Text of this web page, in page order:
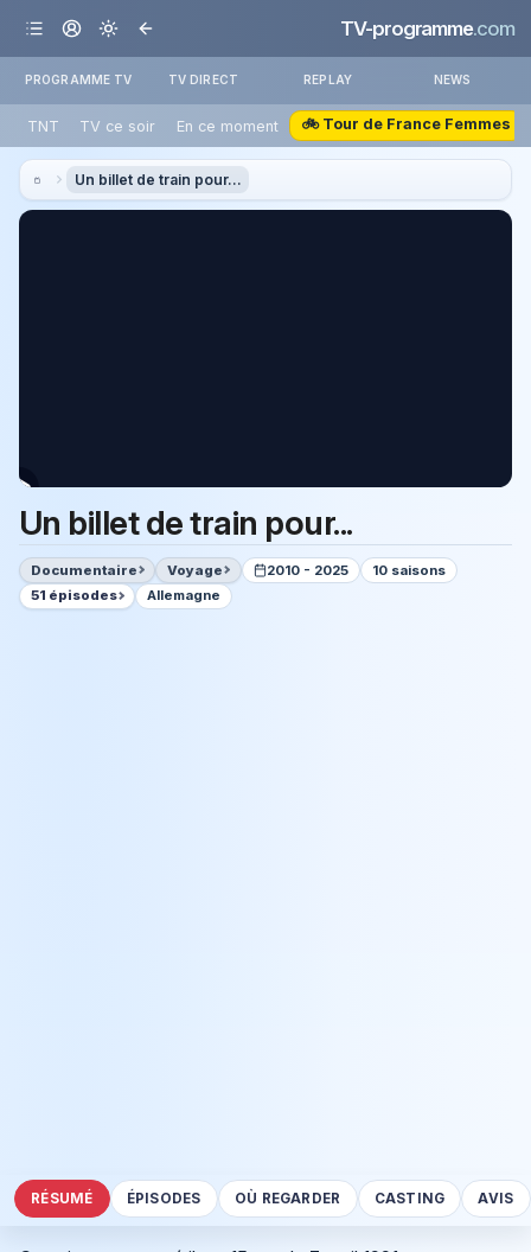
TV-programme.com
PROGRAMME TV TV DIRECT REPLAY NEWS
TNT TV ce soir En ce moment 🚲 Tour de France Femmes
Un billet de train pour...
Un billet de train pour...
Documentaire Voyage 2010 - 2025
10 saisons
51 épisodes
Allemagne
RÉSUMÉ ÉPISODES OÙ REGARDER CASTING AVIS